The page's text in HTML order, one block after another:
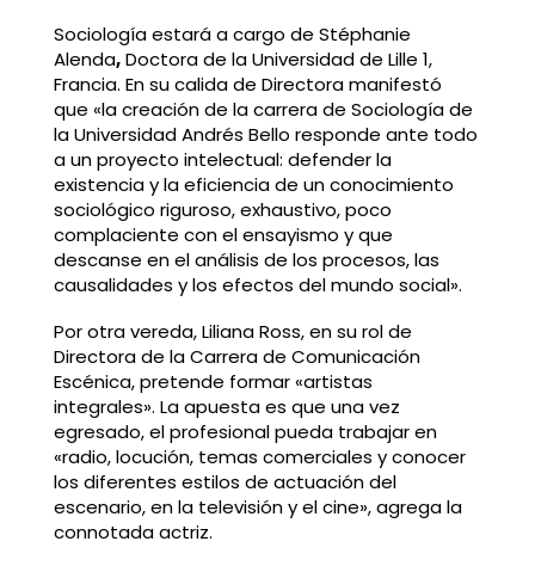
Sociología estará a cargo de Stéphanie
Alenda,Doctora de la Universidad de Lille 1,
Francia. En su calida de Directora manifestó
que «la creación de la carrera de Sociología de
la Universidad Andrés Bello responde ante todo
a un proyecto intelectual: defender la
existencia y la eficiencia de un conocimiento
sociológico riguroso, exhaustivo, poco
complaciente con el ensayismo y que
descanse en el análisis de los procesos, las
causalidades y los efectos del mundo social».
Por otra vereda, Liliana Ross, en su rol de
Directora de la Carrera de Comunicación
Escénica, pretende formar «artistas
integrales». La apuesta es que una vez
egresado, el profesional pueda trabajar en
«radio, locución, temas comerciales y conocer
los diferentes estilos de actuación del
escenario, en la televisión y el cine», agrega la
connotada actriz.